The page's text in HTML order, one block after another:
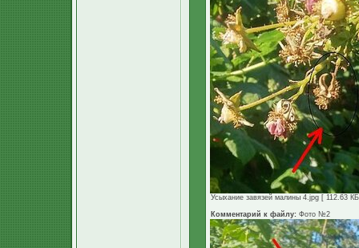
Усыхание завязей малины 4.jpg [ 112.63
Комментарий к файлу: Фото №2